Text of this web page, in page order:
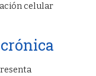
celular